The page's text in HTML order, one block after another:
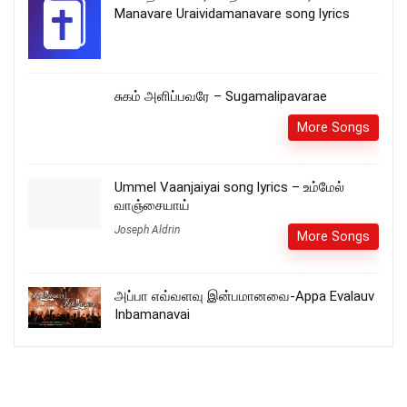
Manavare Uraividamanavare song lyrics
சுகம் அளிப்பவரே – Sugamalipavarae
More Songs
Ummel Vaanjaiyai song lyrics – உம்மேல்
வாஞ்சையாய்
Joseph Aldrin More Songs
அப்பா எவ்வளவு இன்பமானவை-Appa Evalauv
Inbamanavai